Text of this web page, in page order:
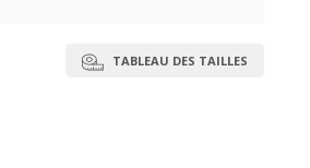
TABLEAU DES TAILLES